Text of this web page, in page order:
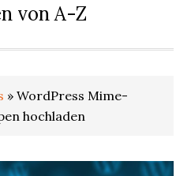
von A-Z
»WordPress Mime-
hochladen